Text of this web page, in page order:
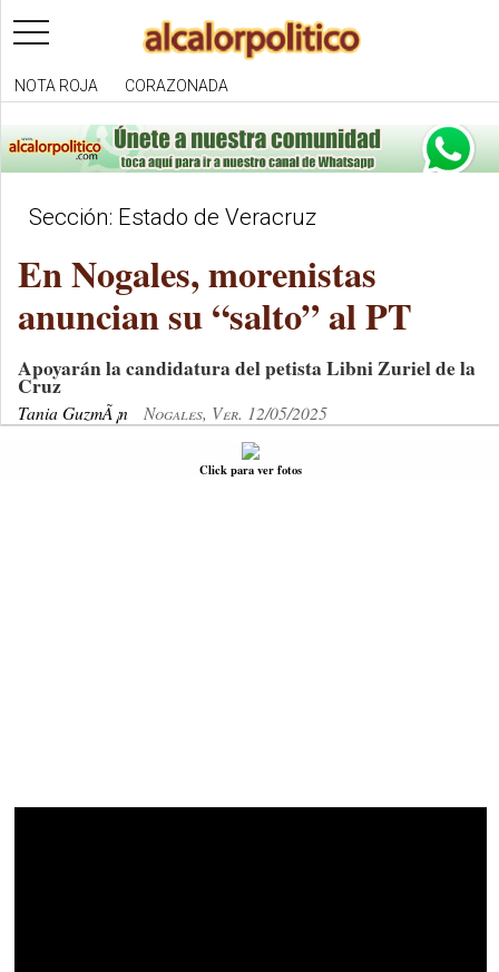
toggle
navigation
NOTA ROJA CORAZONADA
Sección: Estado de Veracruz
En Nogales, morenistas
anuncian su “salto” al PT
Apoyarán la candidatura del petista Libni Zuriel de la
Cruz
Tania GuzmÃ¡n Nogales, Ver. 12/05/2025
Click para ver fotos